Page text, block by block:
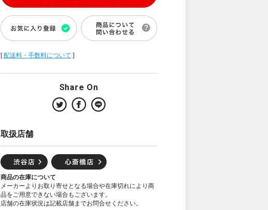
[配送料・手数料について ]
Share On
取扱店舗
商品の在庫について
メーカーよりお取り寄せとなる場合や在庫切れにより商
品をご用意できない場合もございます。
店舗の在庫状況は記載店舗までお問合せください。